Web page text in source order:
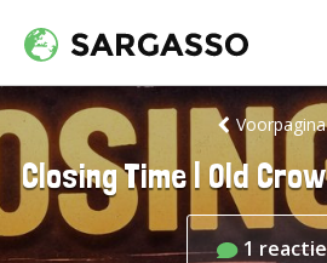
Voorpagina
Closing Time | Old
1 reactie